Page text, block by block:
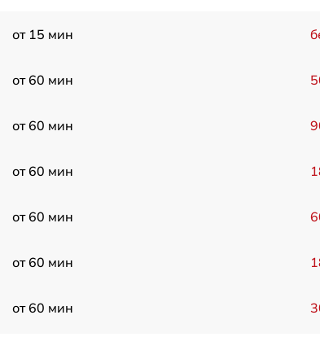
от 15 мин
от 60 мин
от 60 мин
от 60 мин
от 60 мин
от 60 мин
от 60 мин